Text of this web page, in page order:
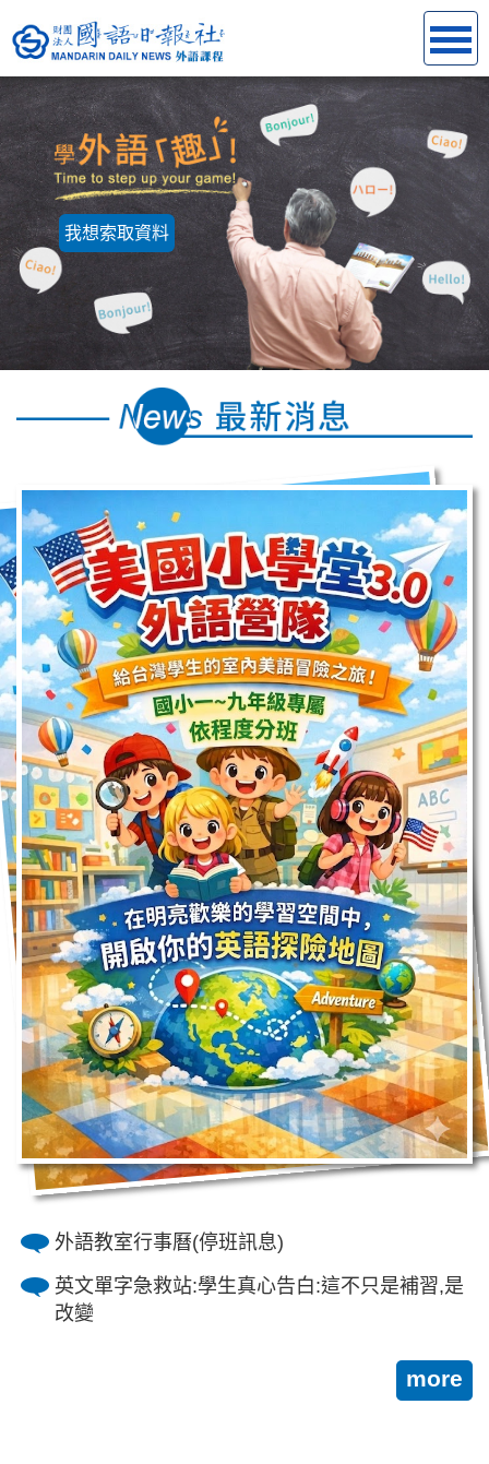
我想索取資料
外語教室行事曆(停班訊息)
英文單字急救站:學生真心告白:這不只是補習,是
改變
more